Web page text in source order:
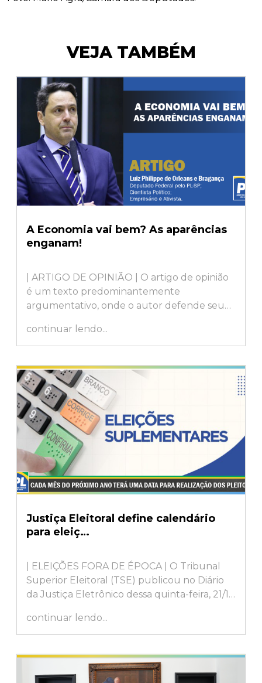
VEJA TAMBÉM
A Economia vai bem? As aparências
enganam!
| ARTIGO DE OPINIÃO | O artigo de opinião
é um texto predominantemente
argumentativo, onde o autor defende seu
continuar lendo...
Justiça Eleitoral define calendário
para eleiç…
| ELEIÇÕES FORA DE ÉPOCA | O Tribunal
Superior Eleitoral (TSE) publicou no Diário
da Justiça Eletrônico dessa quinta-feira, 21/11,
continuar lendo...